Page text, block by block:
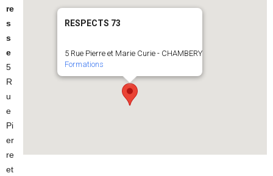
RESPECTS 73
5 Rue Pierre et Marie Curie - CHAMBERY
Formations
re
s
s
e
5
R
u
e
Pi
er
re
et